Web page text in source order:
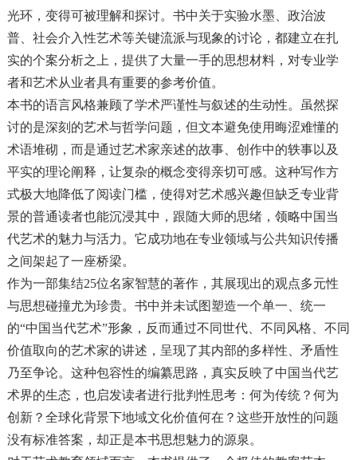
光环，变得可被理解和探讨。书中关于实验水墨、政治波
普、社会介入性艺术等关键流派与现象的讨论，都建立在扎
实的个案分析之上，提供了大量一手的思想材料，对专业学
者和艺术从业者具有重要的参考价值。
本书的语言风格兼顾了学术严谨性与叙述的生动性。虽然探
讨的是深刻的艺术与哲学问题，但文本避免使用晦涩难懂的
术语堆砌，而是通过艺术家亲述的故事、创作中的轶事以及
平实的理论阐释，让复杂的概念变得亲切可感。这种写作方
式极大地降低了阅读门槛，使得对艺术感兴趣但缺乏专业背
景的普通读者也能沉浸其中，跟随大师的思绪，领略中国当
代艺术的魅力与活力。它成功地在专业领域与公共知识传播
之间架起了一座桥梁。
作为一部集结25位名家智慧的著作，其展现出的观点多元性
与思想碰撞尤为珍贵。书中并未试图塑造一个单一、统一
的“中国当代艺术”形象，反而通过不同世代、不同风格、不同
价值取向的艺术家的讲述，呈现了其内部的多样性、矛盾性
乃至争论。这种包容性的编纂思路，真实反映了中国当代艺
术界的生态，也启发读者进行批判性思考：何为传统？何为
创新？全球化背景下地域文化价值何在？这些开放性的问题
没有标准答案，却正是本书思想魅力的源泉。